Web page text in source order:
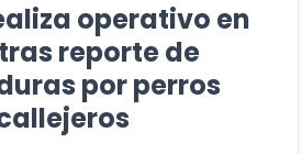
operativo en
reporte de
por perros